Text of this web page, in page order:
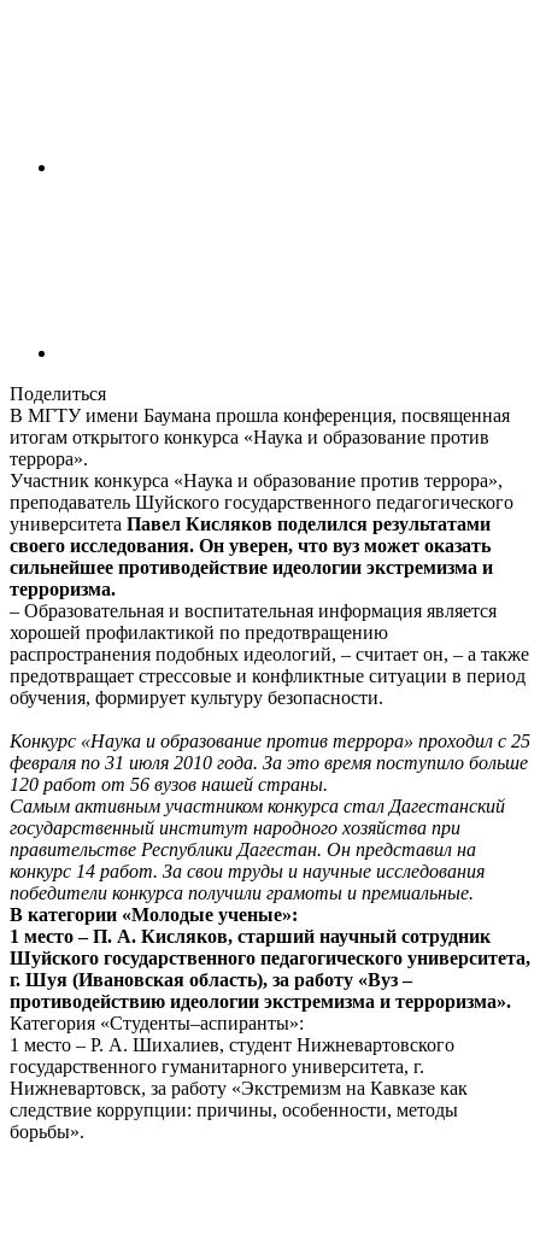
Поделиться
В МГТУ имени Баумана прошла конференция, посвященная
итогам открытого конкурса «Наука и образование против
террора».
Участник конкурса «Наука и образование против террора»,
преподаватель Шуйского государственного педагогического
университета Павел Кисляков поделился результатами
своего исследования. Он уверен, что вуз может оказать
сильнейшее противодействие идеологии экстремизма и
терроризма.
– Образовательная и воспитательная информация является
хорошей профилактикой по предотвращению
распространения подобных идеологий, – считает он, – а также
предотвращает стрессовые и конфликтные ситуации в период
обучения, формирует культуру безопасности.
Конкурс «Наука и образование против террора» проходил с 25
февраля по 31 июля 2010 года. За это время поступило больше
120 работ от 56 вузов нашей страны.
Самым активным участником конкурса стал Дагестанский
государственный институт народного хозяйства при
правительстве Республики Дагестан. Он представил на
конкурс 14 работ. За свои труды и научные исследования
победители конкурса получили грамоты и премиальные.
В категории «Молодые ученые»:
1 место – П. А. Кисляков, старший научный сотрудник
Шуйского государственного педагогического университета,
г. Шуя (Ивановская область), за работу «Вуз –
противодействию идеологии экстремизма и терроризма».
Категория «Студенты–аспиранты»:
1 место – Р. А. Шихалиев, студент Нижневартовского
государственного гуманитарного университета, г.
Нижневартовск, за работу «Экстремизм на Кавказе как
следствие коррупции: причины, особенности, методы
борьбы».